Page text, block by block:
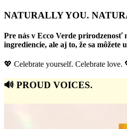
NATURALLY YOU.
Pre nás v Ecco Verde prirodzenosť
ingrediencie, ale aj to, že sa môžete
💖 Celebrate yourself. Celebrate love.
🔊 PROUD VOICES.